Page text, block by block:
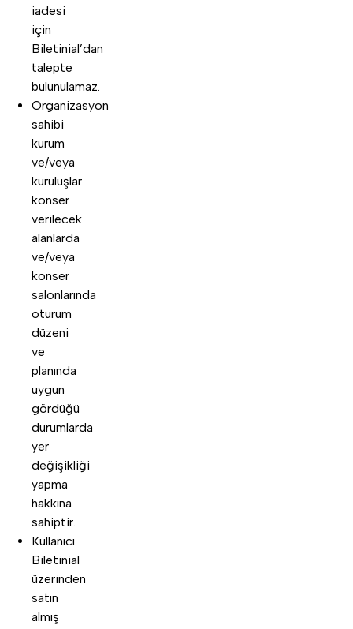
iadesi
için
Biletinial’dan
talepte
bulunulamaz.
Organizasyon
sahibi
kurum
ve/veya
kuruluşlar
konser
verilecek
alanlarda
ve/veya
konser
salonlarında
oturum
düzeni
ve
planında
uygun
gördüğü
durumlarda
yer
değişikliği
yapma
hakkına
sahiptir.
Kullanıcı
Biletinial
üzerinden
satın
almış